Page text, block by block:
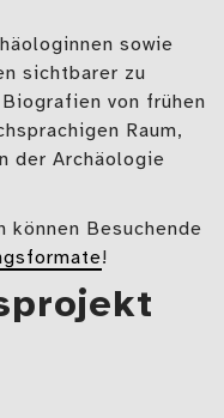
sowie
sichtbarer zu
von frühen
Raum,
der Archäologie
können Besuchende
!